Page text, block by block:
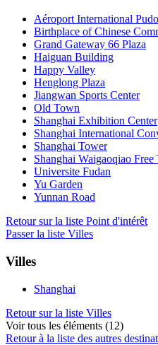
Aéroport International
Birthplace of Chinese
Grand Gateway 66 Plaza
Haiguan Building
Happy Valley
Henglong Plaza
Jiangwan Sports Center
Old Town
Shanghai Exhibition Center
Shanghai International
Shanghai Tower
Shanghai Waigaoqiao Free
Universite Fudan
Yu Garden
Yunnan Road
Retour sur la liste Point d'intérêt
Passer la liste Villes
Villes
Shanghai
Retour sur la liste Villes
Voir tous les éléments (12)
Retour à la liste des autres